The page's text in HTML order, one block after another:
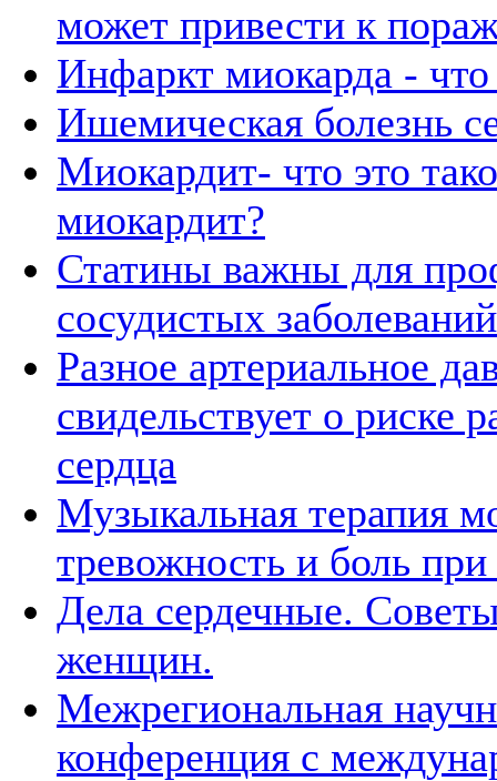
может привести к
Инфаркт миокарда - что
Ишемическая болезнь
Миокардит- что это
миокардит?
Статины важны для
сосудистых заболеваний
Разное артериальное
свидельствует о риске
сердца
Музыкальная терапия
тревожность и боль при
Дела сердечные.
женщин.
Межрегиональная
конференция с